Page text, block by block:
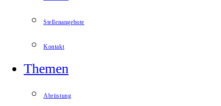
Stellenangebote
Kontakt
Themen
Abrüstung